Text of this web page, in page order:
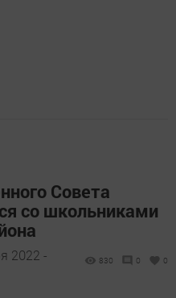
Совета
со школьниками
2022 -
830 0 0